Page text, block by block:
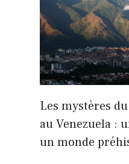
Les mystères
au Venezuela :
un monde